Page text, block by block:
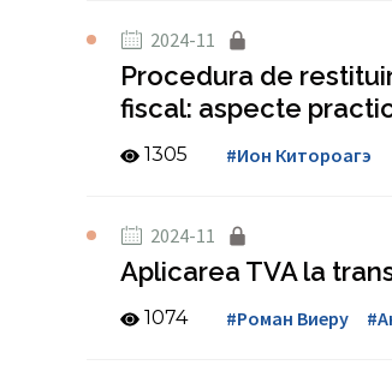
2024-11
Procedura de
fiscal: aspecte
1305 #Ион Китороагэ
2024-11
Aplicarea TVA la
1074 #Роман Виеру